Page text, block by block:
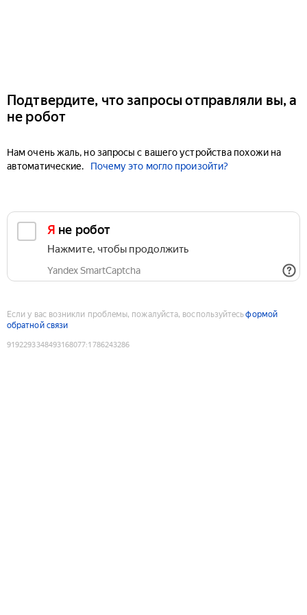
Подтвердите, что запросы отправляли вы, а
не робот
Нам очень жаль, но запросы с вашего устройства похожи на
автоматические.
Почему это могло произойти?
Я не робот
Нажмите, чтобы продолжить
Yandex SmartCaptcha
Если у вас возникли проблемы, пожалуйста, воспользуйтесьформой
обратной связи
9192293348493168077:1786243286